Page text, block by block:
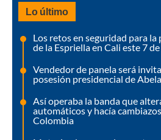
Lo último
Los retos en seguridad para
de la Espriella en Cali este 7
Vendedor de panela será
posesión presidencial de
Así operaba la banda que
automáticos y hacía
Colombia